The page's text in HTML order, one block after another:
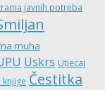
javnih potreba
muha
Uskrs Utjecaj
knjige Čestitka